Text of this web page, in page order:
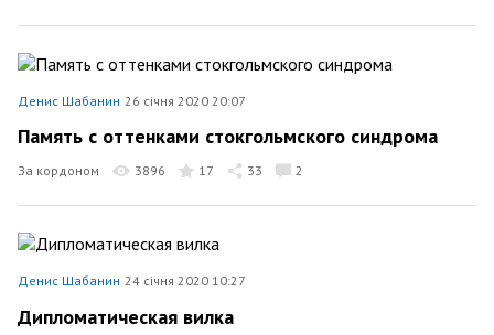
Денис Шабанин 26 січня 2020 20:07
Память с оттенками стокгольмского синдрома
За кордоном 3896 17 33 2
Денис Шабанин 24 січня 2020 10:27
Дипломатическая вилка